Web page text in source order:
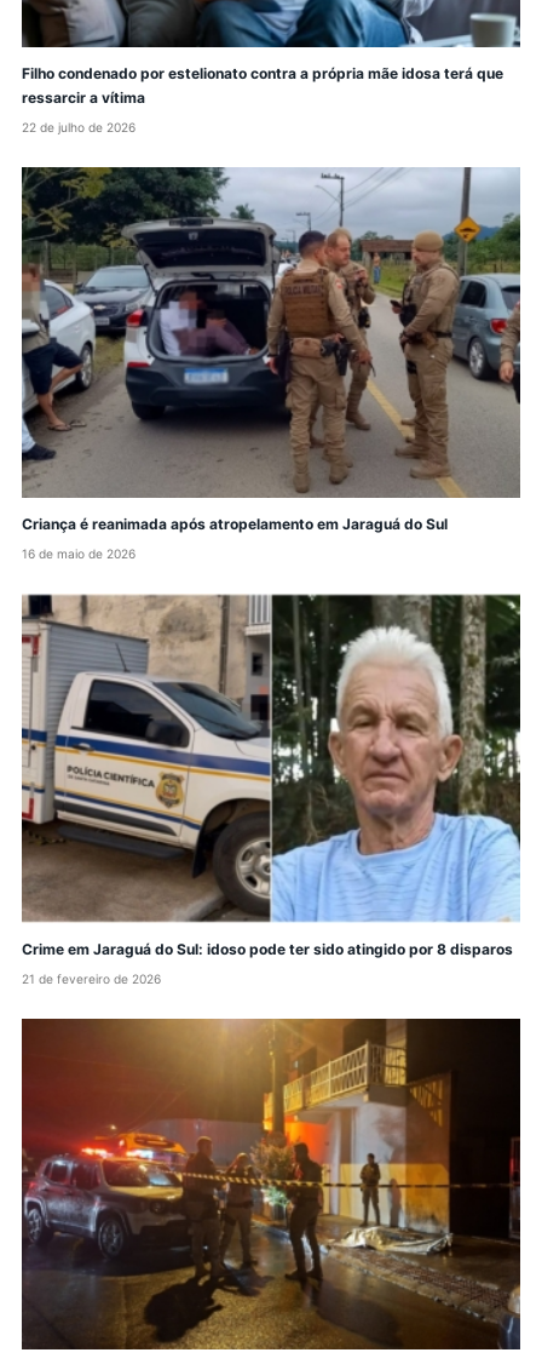
Filho condenado por estelionato contra a própria mãe idosa terá que
ressarcir a vítima
22 de julho de 2026
Criança é reanimada após atropelamento em Jaraguá do Sul
16 de maio de 2026
Crime em Jaraguá do Sul: idoso pode ter sido atingido por 8 disparos
21 de fevereiro de 2026